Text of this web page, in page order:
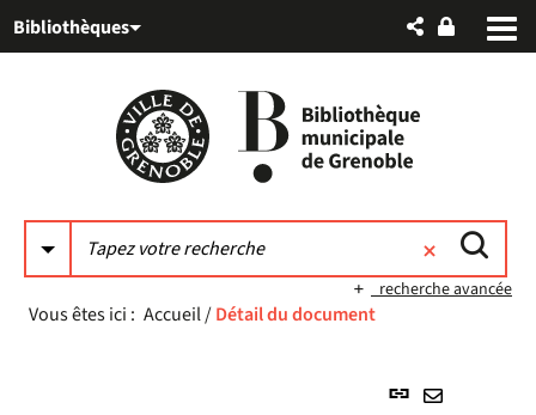
au
auBibliothèques
recherche avancée
Vous êtes ici : Accueil/Détail du document
Lien